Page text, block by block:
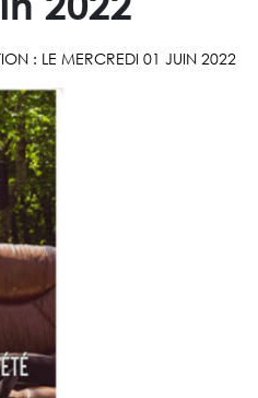
: LE MERCREDI 01 JUIN 2022